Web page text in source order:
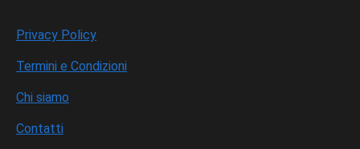
Privacy Policy
Termini e Condizioni
Chi siamo
Contatti